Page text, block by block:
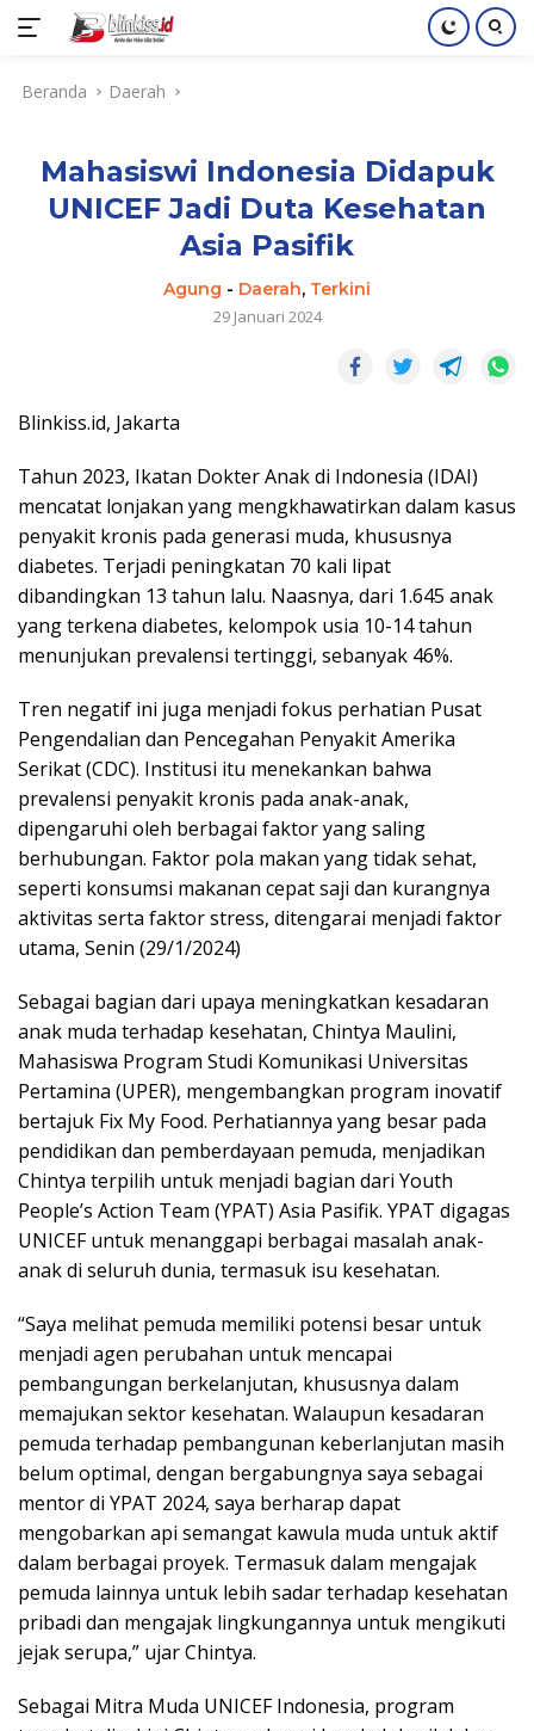
Beranda Daerah
Mahasiswi Indonesia Didapuk
UNICEF Jadi Duta Kesehatan
Asia Pasifik
Agung - Daerah, Terkini
29 Januari 2024
Blinkiss.id, Jakarta
Tahun 2023, Ikatan Dokter Anak di Indonesia (IDAI)
mencatat lonjakan yang mengkhawatirkan dalam kasus
penyakit kronis pada generasi muda, khususnya
diabetes. Terjadi peningkatan 70 kali lipat
dibandingkan 13 tahun lalu. Naasnya, dari 1.645 anak
yang terkena diabetes, kelompok usia 10-14 tahun
menunjukan prevalensi tertinggi, sebanyak 46%.
Tren negatif ini juga menjadi fokus perhatian Pusat
Pengendalian dan Pencegahan Penyakit Amerika
Serikat (CDC). Institusi itu menekankan bahwa
prevalensi penyakit kronis pada anak-anak,
dipengaruhi oleh berbagai faktor yang saling
berhubungan. Faktor pola makan yang tidak sehat,
seperti konsumsi makanan cepat saji dan kurangnya
aktivitas serta faktor stress, ditengarai menjadi faktor
utama, Senin (29/1/2024)
Sebagai bagian dari upaya meningkatkan kesadaran
anak muda terhadap kesehatan, Chintya Maulini,
Mahasiswa Program Studi Komunikasi Universitas
Pertamina (UPER), mengembangkan program inovatif
bertajuk Fix My Food. Perhatiannya yang besar pada
pendidikan dan pemberdayaan pemuda, menjadikan
Chintya terpilih untuk menjadi bagian dari Youth
People’s Action Team (YPAT) Asia Pasifik. YPAT digagas
UNICEF untuk menanggapi berbagai masalah anak-
anak di seluruh dunia, termasuk isu kesehatan.
“Saya melihat pemuda memiliki potensi besar untuk
menjadi agen perubahan untuk mencapai
pembangungan berkelanjutan, khususnya dalam
memajukan sektor kesehatan. Walaupun kesadaran
pemuda terhadap pembangunan keberlanjutan masih
belum optimal, dengan bergabungnya saya sebagai
mentor di YPAT 2024, saya berharap dapat
mengobarkan api semangat kawula muda untuk aktif
dalam berbagai proyek. Termasuk dalam mengajak
pemuda lainnya untuk lebih sadar terhadap kesehatan
pribadi dan mengajak lingkungannya untuk mengikuti
jejak serupa,” ujar Chintya.
Sebagai Mitra Muda UNICEF Indonesia, program